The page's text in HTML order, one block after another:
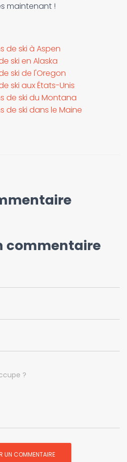
maintenant !
de ski à Aspen
ski en Alaska
ski de l'Oregon
ski aux États-Unis
de ski du Montana
de ski dans le Maine
commentaire
?